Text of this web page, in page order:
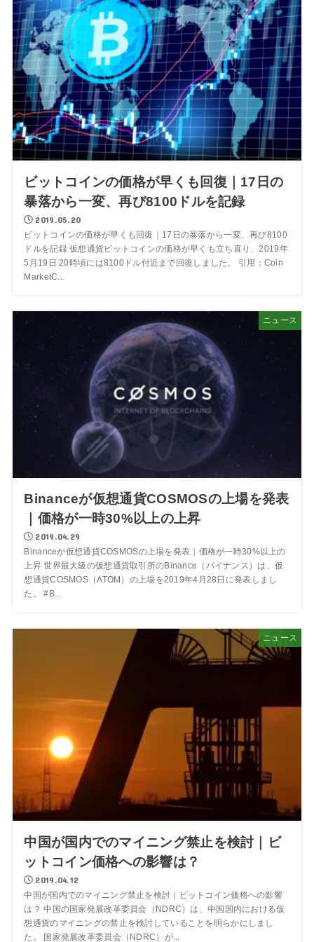
ビットコインの価格が早くも回復｜17日の
暴落から一変、再び8100ドルを記録
2019.05.20
ビットコインの価格が早くも回復｜17日の暴落から一変、再び8100
ドルを記録 仮想通貨ビットコインの価格が早くも立ち直り、2019年
5月19日 20時頃には8100ドル付近まで回復しました。 引用：Coin
MarketC...
ニュース
Binanceが仮想通貨COSMOSの上場を発表
｜価格が一時30%以上の上昇
2019.04.29
Binanceが仮想通貨COSMOSの上場を発表｜価格が一時30%以上の
上昇 世界最大級の仮想通貨取引所のBinance（バイナンス）は、仮
想通貨COSMOS（ATOM）の上場を2019年4月28日に発表しまし
た。 #B...
ニュース
中国が国内でのマイニング禁止を検討｜ビ
ットコイン価格への影響は？
2019.04.12
中国が国内でのマイニング禁止を検討｜ビットコイン価格への影響
は？ 中国の国家発展改革委員会（NDRC）は、中国国内における仮
想通貨のマイニングの禁止を検討していることを明らかにしまし
た。 国家発展改革委員会（NDRC）が...